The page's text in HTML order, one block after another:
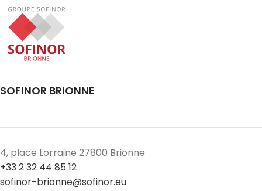
SOFINOR BRIONNE
4, place Lorraine 27800 Brionne
+33 2 32 44 85 12
sofinor-brionne@sofinor.eu